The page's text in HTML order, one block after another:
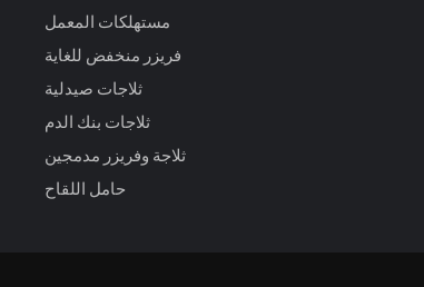
مستهلكات المعمل
فريزر منخفض للغاية
ثلاجات صيدلية
ثلاجات بنك الدم
ثلاجة وفريزر مدمجين
حامل اللقاح